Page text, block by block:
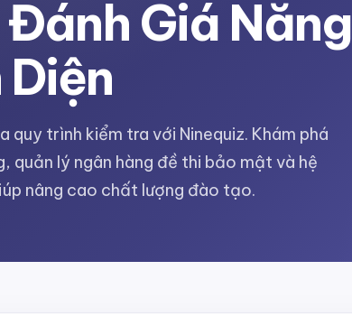
Đánh Giá Năng
quy trình kiểm tra với Ninequiz. Khám phá
quản lý ngân hàng đề thi bảo mật và hệ
nâng cao chất lượng đào tạo.